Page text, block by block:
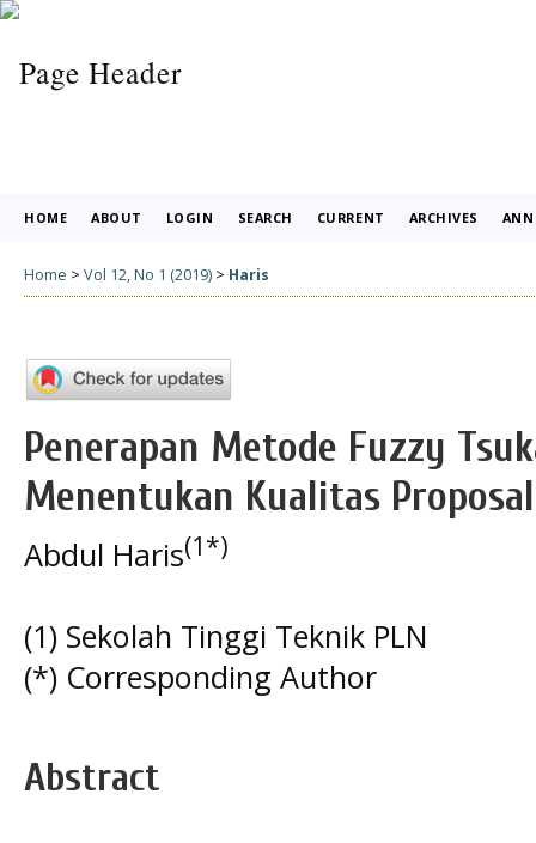
HOME ABOUT LOGIN SEARCH CURRENT ARCHIVES
Home > Vol 12, No 1 (2019) > Haris
Penerapan Metode Fuzzy
Menentukan Kualitas
Abdul Haris(1*)
(1) Sekolah Tinggi Teknik PLN
(*) Corresponding Author
Abstract